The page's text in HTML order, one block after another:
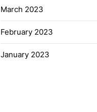
March 2023
February 2023
January 2023